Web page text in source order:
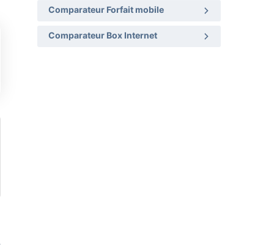
Comparateur Forfait mobile
Comparateur Box Internet